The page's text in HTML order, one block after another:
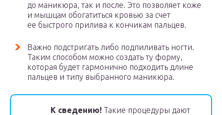
до маникюра, так и после. Это позволяет коже
и мышцам обогатиться кровью за счет
ее быстрого прилива к кончикам пальцев.
Важно подстригать либо подпиливать ногти.
Таким способом можно создать ту форму,
которая будет гармонично подходить длине
пальцев и типу выбранного маникюра.
К сведению! Такие процедуры дают